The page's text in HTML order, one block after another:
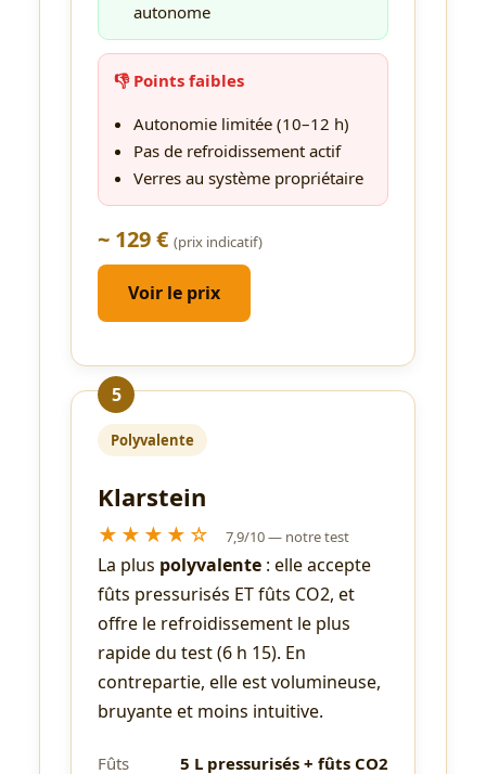
autonome
👎 Points faibles
Autonomie limitée (10–12 h)
Pas de refroidissement actif
Verres au système propriétaire
~ 129 € (prix indicatif)
Voir le prix
5
Polyvalente
Klarstein
★★★★☆ 7,9/10 — notre test
La plus polyvalente : elle accepte
fûts pressurisés ET fûts CO2, et
offre le refroidissement le plus
rapide du test (6 h 15). En
contrepartie, elle est volumineuse,
bruyante et moins intuitive.
Fûts
5 L pressurisés + fûts CO2